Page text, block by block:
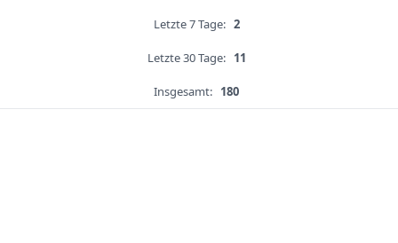
Letzte 7 Tage: 2
Letzte 30 Tage: 11
Insgesamt: 180